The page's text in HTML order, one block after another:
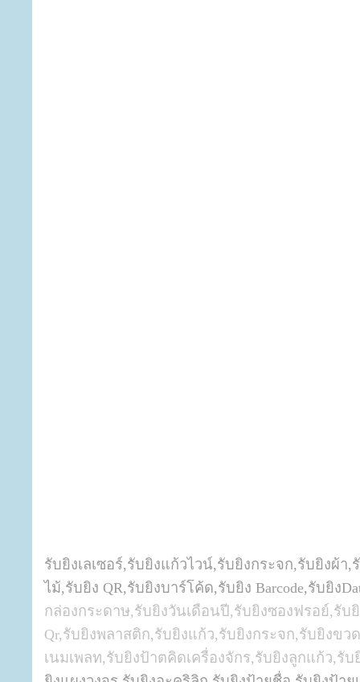
รับยิงเลเซอร์,รับยิงแก้วไวน์,รับยิงกระจก,รับยิงผ้า
ไม้,รับยิง QR,รับยิงบาร์โค้ด,รับยิง Barcode,รับยิง
กล่องกระดาษ,รับยิงวันเดือนปี,รับยิงซองฟรอย์,รั
Qr,รับยิงพลาสติก,รับยิงแก้ว,รับยิงกระจก,รับยิงข
เนมเพลท,รับยิงป้าตคิดเครื่องจักร,รับยิงลูกแก้ว,รั